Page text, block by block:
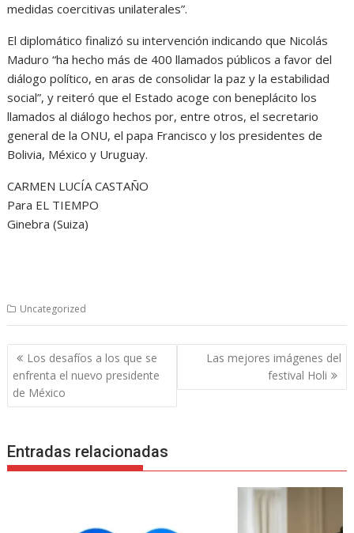
medidas coercitivas unilaterales”.
El diplomático finalizó su intervención indicando que Nicolás
Maduro “ha hecho más de 400 llamados públicos a favor del
diálogo político, en aras de consolidar la paz y la estabilidad
social”, y reiteró que el Estado acoge con beneplácito los
llamados al diálogo hechos por, entre otros, el secretario
general de la ONU, el papa Francisco y los presidentes de
Bolivia, México y Uruguay.
CARMEN LUCÍA CASTAÑO
Para EL TIEMPO
Ginebra (Suiza)
Uncategorized
Navegación
de
entradas
Los desafíos a los que se
enfrenta el nuevo presidente
de México
Las mejores imágenes del
festival Holi
Entradas relacionadas